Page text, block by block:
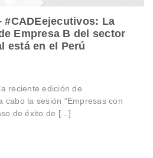
#CADEejecutivos: La
Empresa B del sector
está en el Perú
reciente edición de
cabo la sesión “Empresas con
de éxito de [...]